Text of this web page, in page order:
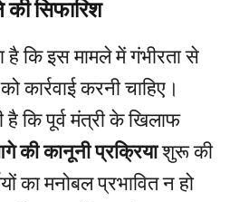
की सिफारिश
है कि इस मामले में गंभीरता से
कार्रवाई करनी चाहिए।
कि पूर्व मंत्री के खिलाफ
की कानूनी प्रक्रियाशुरू की
का मनोबल प्रभावित न हो